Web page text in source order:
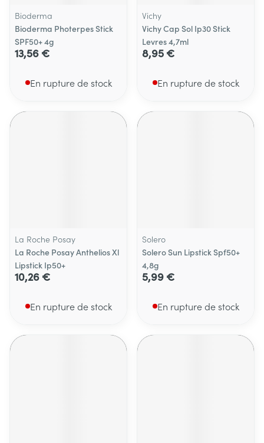
Bioderma
Bioderma Photerpes Stick
SPF50+ 4g
13,56 €
En rupture de stock
Vichy
Vichy Cap Sol Ip30 Stick
Levres 4,7ml
8,95 €
En rupture de stock
La Roche Posay
La Roche Posay Anthelios Xl
Lipstick Ip50+
10,26 €
En rupture de stock
Solero
Solero Sun Lipstick Spf50+
4,8g
5,99 €
En rupture de stock